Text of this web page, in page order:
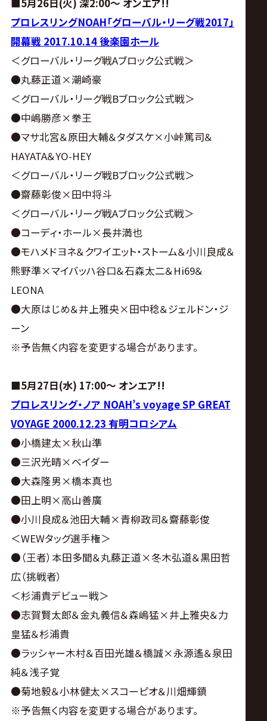
■5月26日(火) 深2:00～ オンエア!!
プロレスリングNOAH「グローバル・リーグ戦2017」
開幕戦 2017.10.14 後楽園ホール
＜グローバル・リーグ戦Aブロック公式戦＞
●丸藤正道×潮崎豪
＜グローバル・リーグ戦Bブロック公式戦＞
●中嶋勝彦×拳王
●マサ北宮＆原田大輔＆タダスケ×小峠篤司＆
HAYATA＆YO-HEY
＜グローバル・リーグ戦Bブロック公式戦＞
●齋藤彰俊×田中将斗
＜グローバル・リーグ戦Aブロック公式戦＞
●コーディ・ホール×長井満也
●モハメドヨネ＆クワイエット・ストーム＆小川良成＆
熊野準×マイバッハ谷口＆石森太二＆Hi69＆
LEONA
●大原はじめ＆井上雅央×田中稔＆ジェルドン・ジ
ーン
※予告無く内容を変更する場合があります。
■5月27日(水) 17:00～ オンエア!!
プロレスリング・ノア NOAH’s voyage SP GREAT
VOYAGE 2000.12.23 有明コロシアム
●小橋建太×秋山準
●三沢光晴×ベイダー
●大森隆男×橋本真也
●田上明×高山善廣
●小川良成＆池田大輔×青柳政司＆齋藤彰俊
＜WEWタッグ選手権＞
●（王者）本田多聞＆丸藤正道×冬木弘道＆黒田哲
広（挑戦者）
＜杉浦貴デビュー戦＞
●志賀賢太郎＆金丸義信＆森嶋猛×井上雅央＆力
皇猛＆杉浦貴
●ラッシャー木村＆百田光雄＆橋誠×永源遙＆泉田
純＆浅子覚
●菊地毅＆小林健太×スコーピオ＆川畑輝鎮
※予告無く内容を変更する場合があります。